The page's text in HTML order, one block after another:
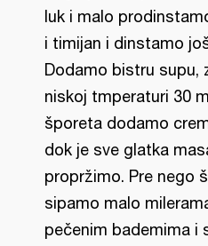
luk i malo
i timijan i dinstamo
Dodamo bistru supu,
niskoj tmperaturi 30
šporeta dodamo
dok je sve glatka
propržimo. Pre nego
sipamo malo
pečenim bademima i